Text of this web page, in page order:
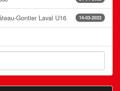
14-03-2022
Gontier Laval U16